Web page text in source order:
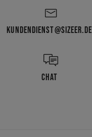
KUNDENDIENST@SIZEER.DE
CHAT